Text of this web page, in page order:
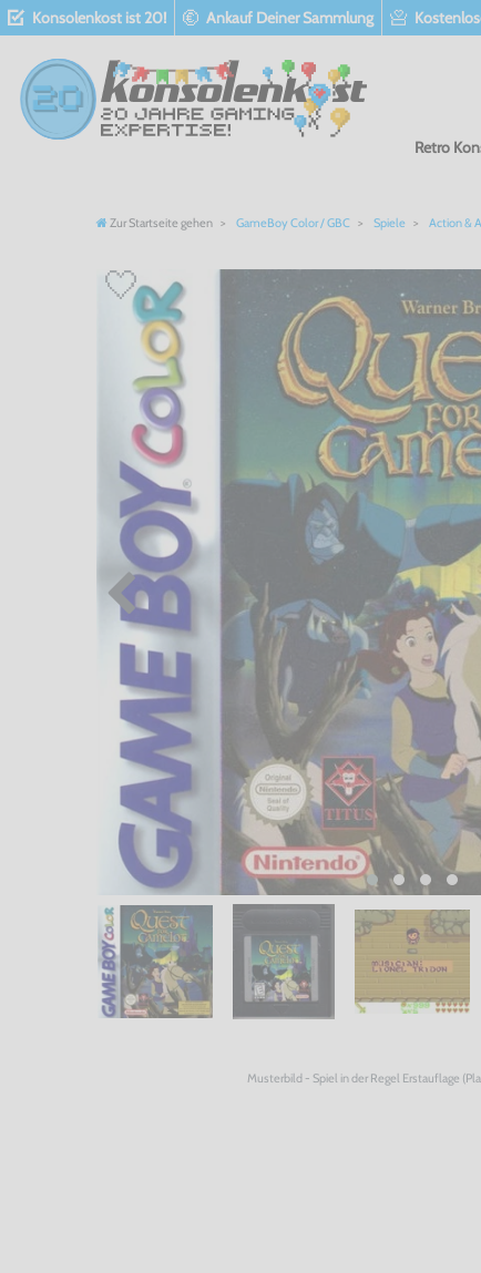
Konsolenkost ist 20! Ankauf Deiner Sammlung
Retro
Zur Startseite gehen GameBoy Color / GBC Spiele Action &
Musterbild - Spiel in der Regel Erstauflage